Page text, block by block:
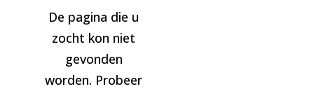
De pagina die u
zocht kon niet
gevonden
worden. Probeer